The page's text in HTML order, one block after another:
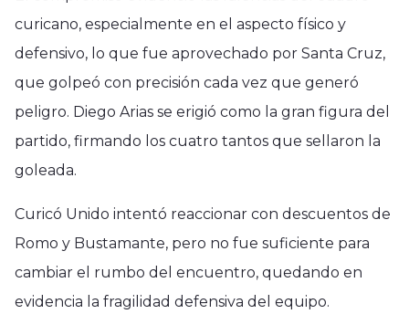
curicano, especialmente en el aspecto físico y
defensivo, lo que fue aprovechado por Santa Cruz,
que golpeó con precisión cada vez que generó
peligro. Diego Arias se erigió como la gran figura del
partido, firmando los cuatro tantos que sellaron la
goleada.
Curicó Unido intentó reaccionar con descuentos de
Romo y Bustamante, pero no fue suficiente para
cambiar el rumbo del encuentro, quedando en
evidencia la fragilidad defensiva del equipo.